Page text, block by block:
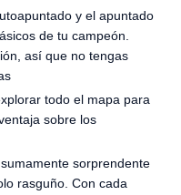
y el apuntado
de tu campeón.
así que no tengas
todo el mapa para
sobre los
sorprendente
rasguño. Con cada